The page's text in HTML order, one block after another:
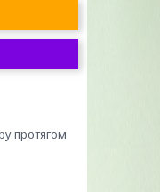
протягом